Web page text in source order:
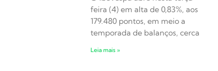
feira (4) em alta de 0,83%, aos
179.480 pontos, em meio a
temporada de balanços, cerca
Leia mais »